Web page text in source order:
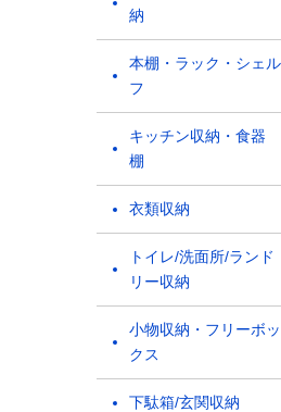
納
本棚・ラック・シェル
フ
キッチン収納・食器
棚
衣類収納
トイレ/洗面所/ランド
リー収納
小物収納・フリーボッ
クス
下駄箱/玄関収納